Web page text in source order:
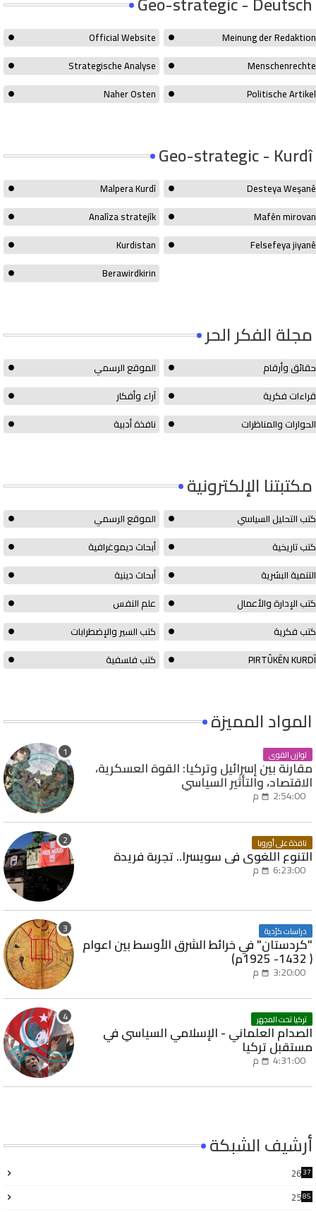
Official Website
Meinung der Redaktion
Strategische Analyse
Menschenrechte
Naher Osten
Politische Artikel
Geo-strategic - Kurdî
Malpera Kurdî
Desteya Weşanê
Analîza stratejîk
Mafên mirovan
Kurdistan
Felsefeya jiyanê
Berawirdkirin
مجلة الفكر الحر
الموقع الرسمي
حقائق وأرقام
آراء وأفكار
قراءات فكرية
نافذة أدبية
الحوارات والمناظرات
مكتبتنا الإلكترونية
الموقع الرسمي
كتب التحليل السياسي
أبحاث ديموغرافية
كتب تاريخية
أبحاث دينية
التنمية البشرية
علم النفس
كتب الإدارة والأعمال
كتب السير والإضطرابات
كتب فكرية
كتب فلسفية
PIRTÛKÊN KURDÎ
المواد المميزة
توازن القوى
مقارنة بين إسرائيل وتركيا: القوة العسكرية،
الاقتصاد، والتأثير السياسي
2:54:00 م
نافذة على أوروبا
التنوع اللغوي في سويسرا.. تجربة فريدة
6:23:00 م
دراسات كرُدية
"كردستان" في خرائط الشرق الأوسط بين اعوام
( 1432- 1925م)
3:20:00 م
تركيا تحت المجهر
الصدام العلماني - الإسلامي السياسي في
مستقبل تركيا
4:31:00 م
أرشيف الشبكة
2637
2585